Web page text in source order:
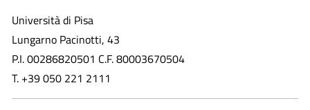
Università di Pisa
Lungarno Pacinotti, 43
P.I. 00286820501 C.F. 80003670504
T. +39 050 221 2111